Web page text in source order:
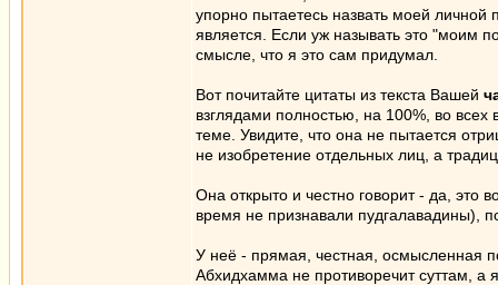
упорно пытаетесь назвать моей
является. Если уж называть это "моим
смысле, что я это сам придумал.
Вот почитайте цитаты из текста Вашей
взглядами полностью, на 100%, во
теме. Увидите, что она не пытается
не изобретение отдельных лиц, а
Она открыто и честно говорит - да, это
время не признавали пудгалавадины),
У неё - прямая, честная, осмысленная
Абхидхамма не противоречит суттам, а